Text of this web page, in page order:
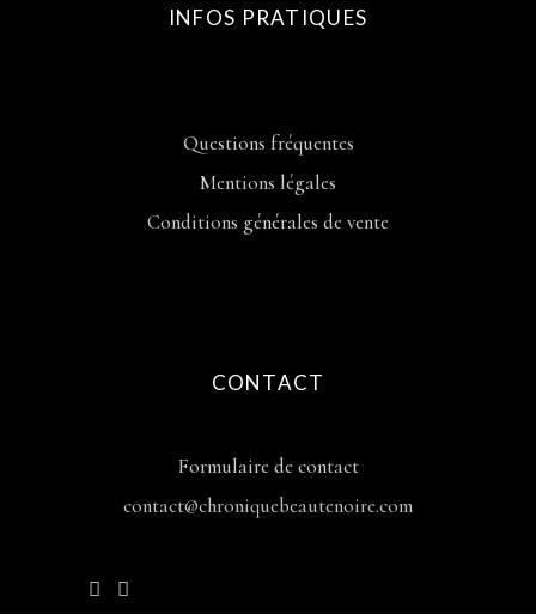
INFOS PRATIQUES
Questions fréquentes
Mentions légales
Conditions générales de vente
CONTACT
Formulaire de contact
contact@chroniquebeautenoire.com